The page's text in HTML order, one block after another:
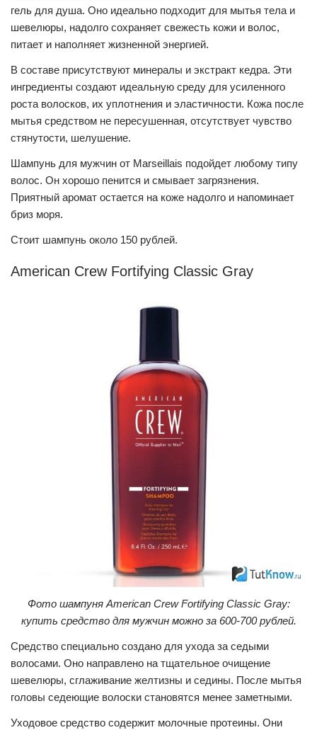
гель для душа. Оно идеально подходит для мытья тела и
шевелюры, надолго сохраняет свежесть кожи и волос,
питает и наполняет жизненной энергией.
В составе присутствуют минералы и экстракт кедра. Эти
ингредиенты создают идеальную среду для усиленного
роста волосков, их уплотнения и эластичности. Кожа после
мытья средством не пересушенная, отсутствует чувство
стянутости, шелушение.
Шампунь для мужчин от Marseillais подойдет любому типу
волос. Он хорошо пенится и смывает загрязнения.
Приятный аромат остается на коже надолго и напоминает
бриз моря.
Стоит шампунь около 150 рублей.
American Crew Fortifying Classic Gray
Фото шампуня American Crew Fortifying Classic Gray:
купить средство для мужчин можно за 600-700 рублей.
Средство специально создано для ухода за седыми
волосами. Оно направлено на тщательное очищение
шевелюры, сглаживание желтизны и седины. После мытья
головы седеющие волоски становятся менее заметными.
Уходовое средство содержит молочные протеины. Они